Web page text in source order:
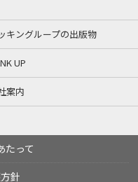
キングループの出版物
UP
案内
たって
針